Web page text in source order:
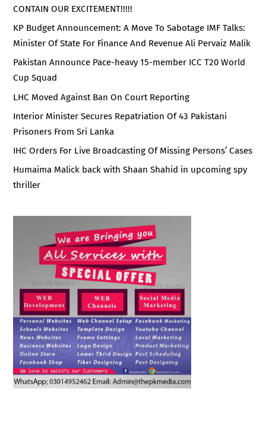
CONTAIN OUR EXCITEMENT!!!!!
KP Budget Announcement: A Move To Sabotage IMF Talks:
Minister Of State For Finance And Revenue Ali Pervaiz Malik
Pakistan Announce Pace-heavy 15-member ICC T20 World
Cup Squad
LHC Moved Against Ban On Court Reporting
Interior Minister Secures Repatriation Of 43 Pakistani
Prisoners From Sri Lanka
IHC Orders For Live Broadcasting Of Missing Persons’ Cases
Humaima Malick back with Shaan Shahid in upcoming spy
thriller